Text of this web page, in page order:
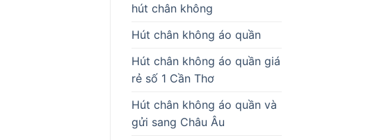
hút chân không
Hút chân không áo quần
Hút chân không áo quần giá
rẻ số 1 Cần Thơ
Hút chân không áo quần và
gửi sang Châu Âu